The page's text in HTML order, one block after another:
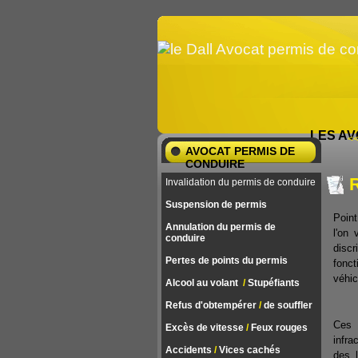
LES
AVOCAT PERMIS DE
CONDUIRE
Invalidation du permis de conduire
Suspension de permis
Annulation du permis de
conduire
Pertes de points du permis
Alcool au volant /Stupéfiants
Refus d'obtempérer /de souffler
Excès de vitesse / Feux rouges
Accidents /Vices cachés
l'on
Ces
des